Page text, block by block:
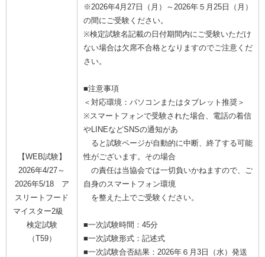
【WEB試験】
2026年4/27～
2026年5/18 ア
スリートフード
マイスター2級
検定試験
（T59）
※2026年4月27日（月）～2026年５月25日（月）
の間にご受験ください。
※検定試験名記載の日付期間内にご受験いただけ
ない場合は欠席不合格となりますのでご注意くだ
さい。
■注意事項
＜対応環境：パソコンまたはタブレット推奨＞
※スマートフォンで受験された場合、電話の着信
やLINEなどSNSの通知があ
ると試験ページが自動的に中断、終了する可能
性がございます。その場合
の責任は当協会では一切負いかねますので、ご
自身のスマートフォン環境
を整えた上でご受験ください。
■一次試験時間：45分
■一次試験形式：記述式
■一次試験合否結果：2026年６月3日（水）発送